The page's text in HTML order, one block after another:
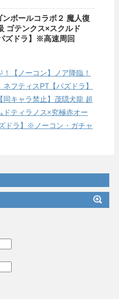
ンボールコラボ２ 魔人復
ゴテンクス×スクルド
ズドラ】※高速周回
！【ノーコン】ノア降臨！
ネフティスPT【パズドラ】
同キャラ禁止】茂隠犬龍 超
ティラノス×究極赤オー
ドラ】※ノーコン・ガチャ